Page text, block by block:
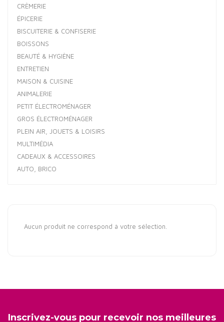
CRÈMERIE
ÉPICERIE
BISCUITERIE & CONFISERIE
BOISSONS
BEAUTÉ & HYGIÈNE
ENTRETIEN
MAISON & CUISINE
ANIMALERIE
PETIT ÉLECTROMÉNAGER
GROS ÉLECTROMÉNAGER
PLEIN AIR, JOUETS & LOISIRS
MULTIMÉDIA
CADEAUX & ACCESSOIRES
AUTO, BRICO
Aucun produit ne correspond à votre sélection.
Inscrivez-vous pour recevoir nos meilleures